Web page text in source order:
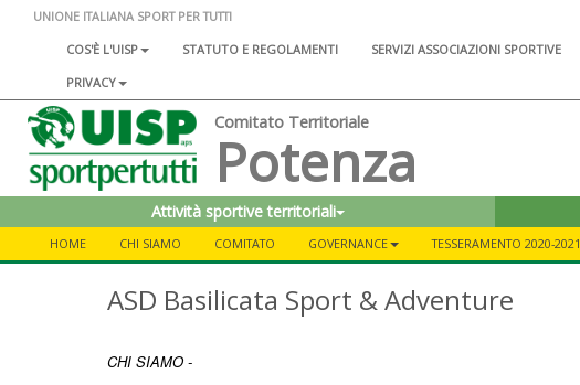
UNIONE ITALIANA SPORT PER TUTTI
COS'È L'UISP
STATUTO E REGOLAMENTI SERVIZI ASSOCIAZIONI SPORTIVE
PRIVACY
Comitato Territoriale
Potenza
Attività sportive territoriali
HOME CHI SIAMO COMITATO GOVERNANCE TESSERAMENTO 2020-2021
ASD Basilicata Sport & Adventure
CHI SIAMO -